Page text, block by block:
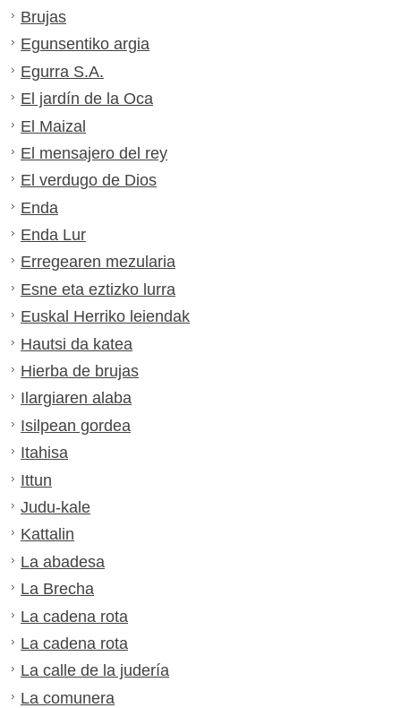
Brujas
Egunsentiko argia
Egurra S.A.
El jardín de la Oca
El Maizal
El mensajero del rey
El verdugo de Dios
Enda
Enda Lur
Erregearen mezularia
Esne eta eztizko lurra
Euskal Herriko leiendak
Hautsi da katea
Hierba de brujas
Ilargiaren alaba
Isilpean gordea
Itahisa
Ittun
Judu-kale
Kattalin
La abadesa
La Brecha
La cadena rota
La cadena rota
La calle de la judería
La comunera